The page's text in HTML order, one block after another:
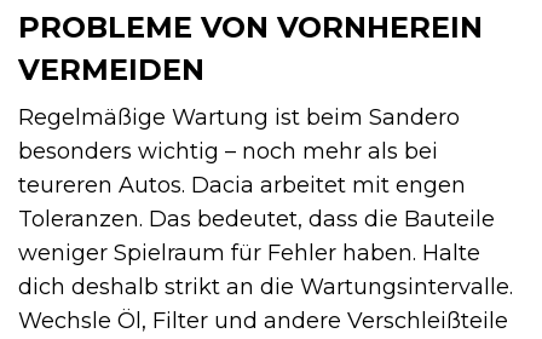
PROBLEME VON VORNHEREIN
VERMEIDEN
Regelmäßige Wartung ist beim Sandero
besonders wichtig – noch mehr als bei
teureren Autos. Dacia arbeitet mit engen
Toleranzen. Das bedeutet, dass die Bauteile
weniger Spielraum für Fehler haben. Halte
dich deshalb strikt an die Wartungsintervalle.
Wechsle Öl, Filter und andere Verschleißteile